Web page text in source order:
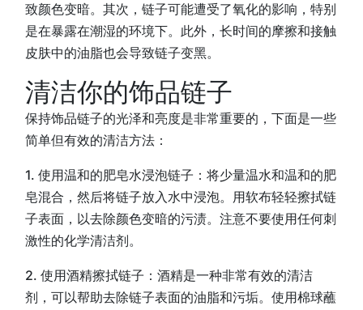
致颜色变暗。其次，链子可能遭受了氧化的影响，特别
是在暴露在潮湿的环境下。此外，长时间的摩擦和接触
皮肤中的油脂也会导致链子变黑。
清洁你的饰品链子
保持饰品链子的光泽和亮度是非常重要的，下面是一些
简单但有效的清洁方法：
1. 使用温和的肥皂水浸泡链子：将少量温水和温和的肥
皂混合，然后将链子放入水中浸泡。用软布轻轻擦拭链
子表面，以去除颜色变暗的污渍。注意不要使用任何刺
激性的化学清洁剂。
2. 使用酒精擦拭链子：酒精是一种非常有效的清洁
剂，可以帮助去除链子表面的油脂和污垢。使用棉球蘸